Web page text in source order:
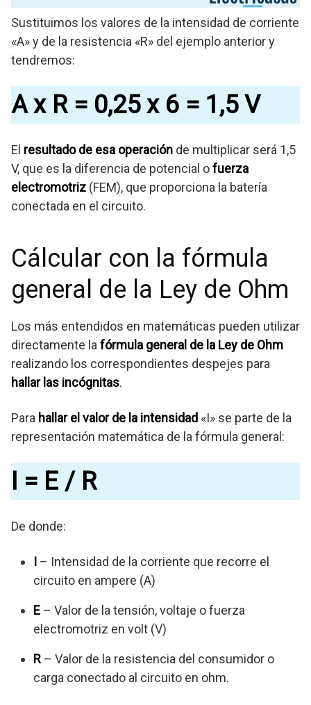
Sustituimos los valores de la intensidad de corriente
«A» y de la resistencia «R» del ejemplo anterior y
tendremos:
A x R = 0,25 x 6 = 1,5 V
El resultado de esa operación de multiplicar será 1,5
V, que es la diferencia de potencial ofuerza
electromotriz (FEM), que proporciona la batería
conectada en el circuito.
Cálcular con la fórmula
general de la Ley de Ohm
Los más entendidos en matemáticas pueden utilizar
directamente la fórmula general de la Ley de Ohm
realizando los correspondientes despejes para
hallar las incógnitas.
Para hallar el valor de la intensidad «I» se parte de la
representación matemática de la fórmula general:
I = E / R
De donde:
I – Intensidad de la corriente que recorre el
circuito en ampere (A)
E – Valor de la tensión, voltaje o fuerza
electromotriz en volt (V)
R – Valor de la resistencia del consumidor o
carga conectado al circuito en ohm.